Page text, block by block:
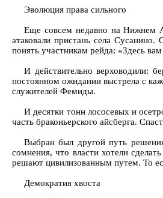
Эволюция права сильного
Еще совсем недавно на Нижнем
атаковали пристань села
понять участникам рейда: «Здесь
И действительно верховодили:
постоянном ожидании выстрела с
служителей Фемиды.
И десятки тонн лососевых и
часть браконьерского айсберга.
Выбран был другой путь
сомнения, что власти хотели
решают цивилизованным путем. То
Демократия хвоста